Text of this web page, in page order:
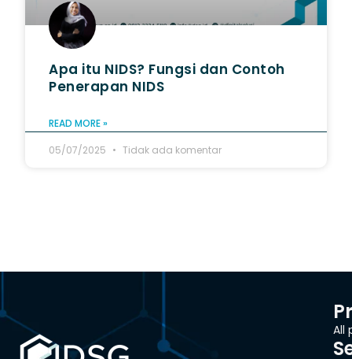
Apa itu NIDS? Fungsi dan Contoh
Penerapan NIDS
READ MORE »
05/07/2025
Tidak ada komentar
All